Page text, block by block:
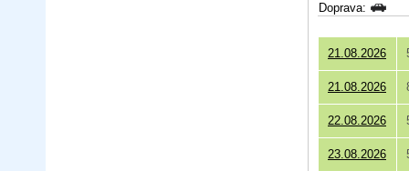
Doprava:
21.08.2026
21.08.2026
22.08.2026
23.08.2026